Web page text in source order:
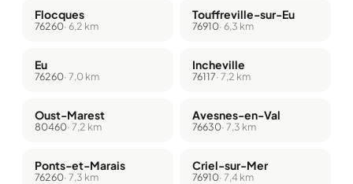
Flocques
76260· 6,2 km
Touffreville-sur-Eu
76910· 6,3 km
Eu
76260· 7,0 km
Incheville
76117· 7,2 km
Oust-Marest
80460· 7,2 km
Avesnes-en-Val
76630· 7,3 km
Ponts-et-Marais
76260· 7,3 km
Criel-sur-Mer
76910· 7,4 km